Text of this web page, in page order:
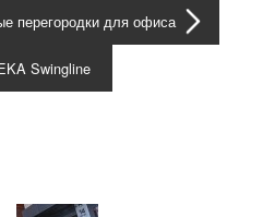
перегородки для офиса
Swingline